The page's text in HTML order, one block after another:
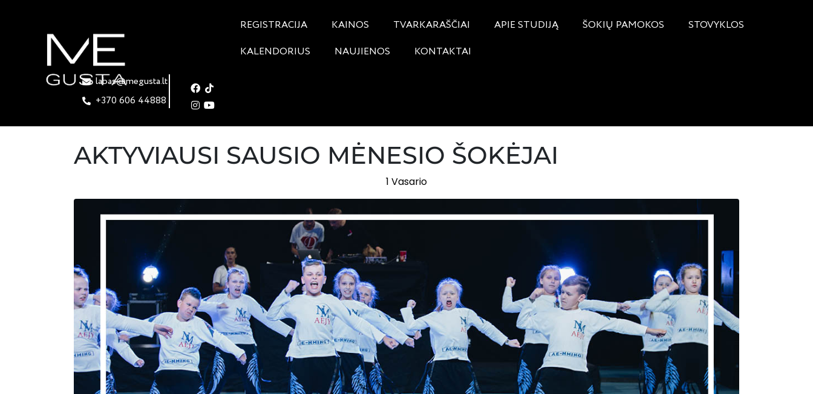
labas@megusta.lt
+370 606 44888
REGISTRACIJA KAINOS TVARKARAŠČIAI APIE STUDIJĄ ŠOKIŲ PAMOKOS STOVYKLOS
KALENDORIUS NAUJIENOS KONTAKTAI
AKTYVIAUSI SAUSIO MĖNESIO ŠOKĖJAI
1 Vasario